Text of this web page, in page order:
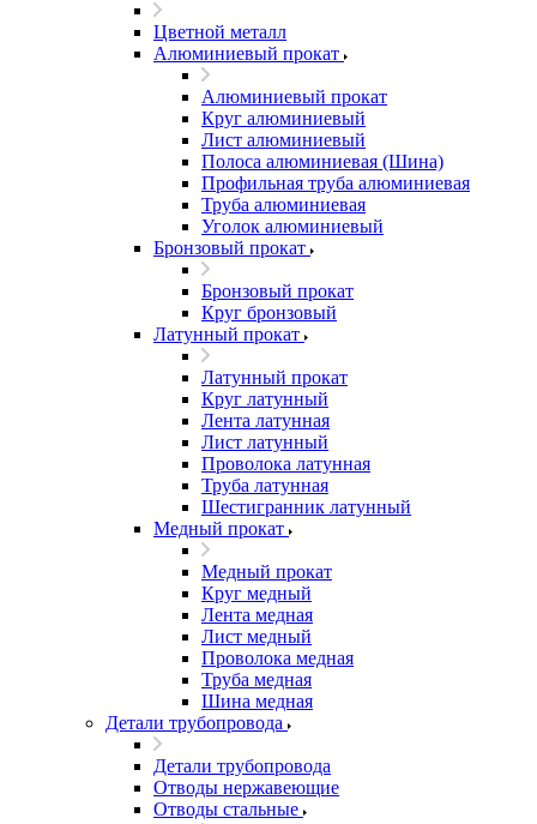
Цветной металл
Алюминиевый прокат
Алюминиевый прокат
Круг алюминиевый
Лист алюминиевый
Полоса алюминиевая (Шина)
Профильная труба алюминиевая
Труба алюминиевая
Уголок алюминиевый
Бронзовый прокат
Бронзовый прокат
Круг бронзовый
Латунный прокат
Латунный прокат
Круг латунный
Лента латунная
Лист латунный
Проволока латунная
Труба латунная
Шестигранник латунный
Медный прокат
Медный прокат
Круг медный
Лента медная
Лист медный
Проволока медная
Труба медная
Шина медная
Детали трубопровода
Детали трубопровода
Отводы нержавеющие
Отводы стальные